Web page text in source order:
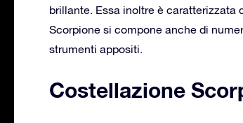
brillante. Essa inoltre è caratterizzata
Scorpione si compone anche di
strumenti appositi.
Costellazione